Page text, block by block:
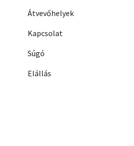
Átvevőhelyek
Kapcsolat
Súgó
Elállás